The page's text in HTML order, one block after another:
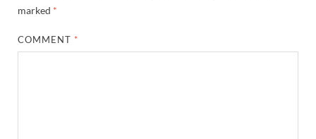
marked *
COMMENT *